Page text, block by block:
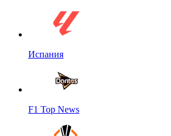
Испания
F1 Top News